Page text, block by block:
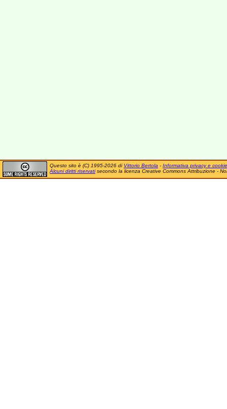
Questo sito è (C) 1995-2026 di Vittorio Bertola - Informativa privacy e cookie
Alcuni diritti riservatisecondo la licenza Creative Commons Attribuzione -